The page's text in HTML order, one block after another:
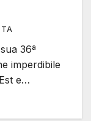
36ª
imperdibile
e…